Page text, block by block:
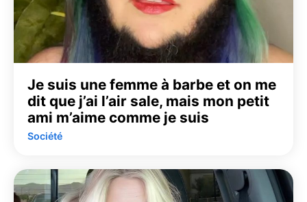
Je suis une femme à barbe et on me
dit que j’ai l’air sale, mais mon petit
ami m’aime comme je suis
Société